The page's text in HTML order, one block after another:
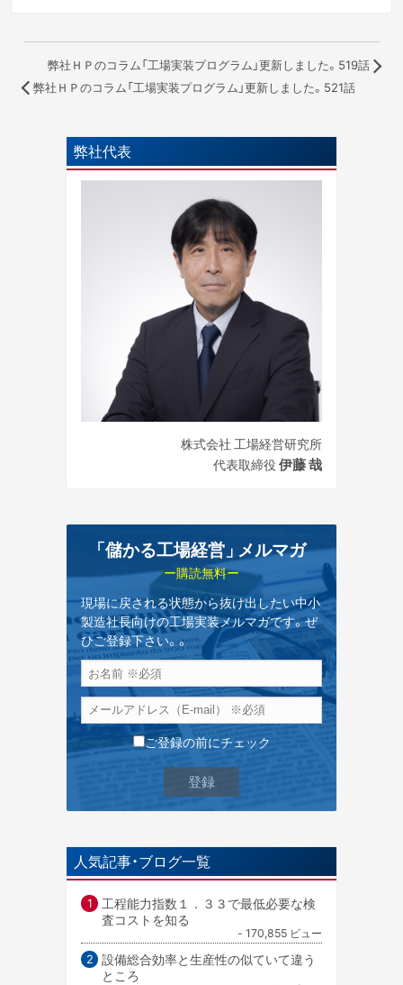
弊社ＨＰのコラム「工場実装プログラム」更新しました。519話
弊社ＨＰのコラム「工場実装プログラム」更新しました。521話
弊社代表
株式会社 工場経営研究所
代表取締役 伊藤 哉
「儲かる工場経営」 メルマガ
ー購読無料ー
現場に戻される状態から抜け出したい中小
製造社長向けの工場実装メルマガです。ぜ
ひご登録下さい。。
ご登録の前にチェック
人気記事・ブログ一覧
工程能力指数１．３３で最低必要な検
査コストを知る
- 170,855 ビュー
設備総合効率と生産性の似ていて違う
ところ